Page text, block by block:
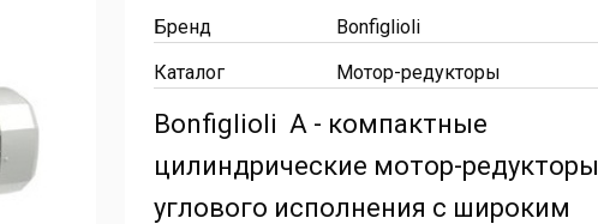
Бренд
Bonfiglioli
Каталог
Мотор-редукторы
Bonfiglioli A - компактные
цилиндрические мотор-редукторы
углового исполнения с широким